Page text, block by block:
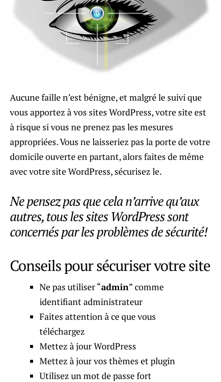
Aucune faille n’est bénigne, et malgré le suivi que
vous apportez à vos sites WordPress, votre site est
à risque si vous ne prenez pas les mesures
appropriées. Vous ne laisseriez pas la porte de votre
domicile ouverte en partant, alors faites de même
avec votre site WordPress, sécurisez le.
Ne pensez pas que cela n’arrive qu’aux
autres, tous les sites WordPress sont
concernés par les problèmes de sécurité!
Conseils pour sécuriser votre site
Ne pas utiliser “admin” comme
identifiant administrateur
Faites attention à ce que vous
téléchargez
Mettez à jour WordPress
Mettez à jour vos thèmes et plugin
Utilisez un mot de passe fort